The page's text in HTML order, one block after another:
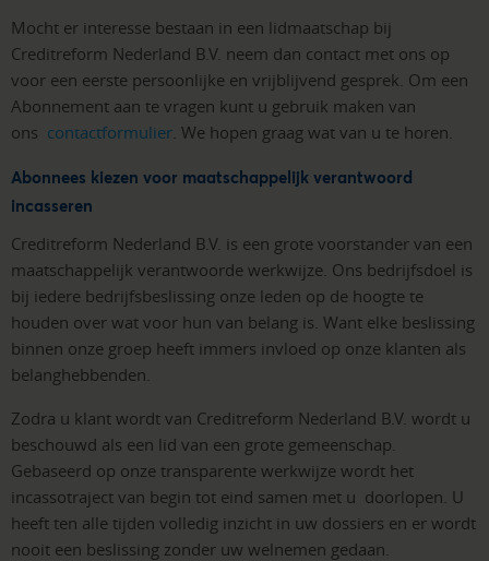
Mocht er interesse bestaan in een lidmaatschap bij
Creditreform Nederland B.V. neem dan contact met ons op
voor een eerste persoonlijke en vrijblijvend gesprek. Om een
Abonnement aan te vragen kunt u gebruik maken van
ons contactformulier . We hopen graag wat van u te horen.
Abonnees kiezen voor maatschappelijk verantwoord
incasseren
Creditreform Nederland B.V. is een grote voorstander van een
maatschappelijk verantwoorde werkwijze. Ons bedrijfsdoel is
bij iedere bedrijfsbeslissing onze leden op de hoogte te
houden over wat voor hun van belang is. Want elke beslissing
binnen onze groep heeft immers invloed op onze klanten als
belanghebbenden.
Zodra u klant wordt van Creditreform Nederland B.V. wordt u
beschouwd als een lid van een grote gemeenschap.
Gebaseerd op onze transparente werkwijze wordt het
incassotraject van begin tot eind samen met u doorlopen. U
heeft ten alle tijden volledig inzicht in uw dossiers en er wordt
nooit een beslissing zonder uw welnemen gedaan.